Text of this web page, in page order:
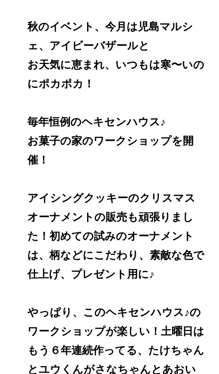
秋のイベント、今月は児島マルシ
ェ、アイビーバザールと
お天気に恵まれ、いつもは寒〜いの
にポカポカ！
毎年恒例のヘキセンハウス♪
お菓子の家のワークショップを開
催！
アイシングクッキーのクリスマス
オーナメントの販売も頑張りまし
た！初めての試みのオーナメント
は、柄などにこだわり、素敵な色で
仕上げ、プレゼント用に♪
やっぱり、このヘキセンハウス♪の
ワークショップが楽しい！土曜日は
もう６年連続作ってる、たけちゃん
とユウくんがさなちゃんとあおい